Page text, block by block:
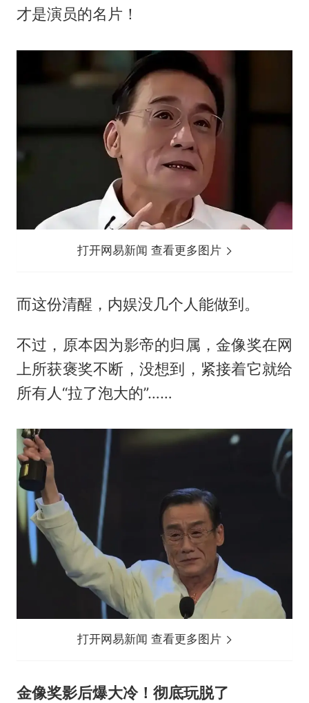
才是演员的名片！
打开网易新闻 查看更多图片
而这份清醒，内娱没几个人能做到。
不过，原本因为影帝的归属，金像奖在网
上所获褒奖不断，没想到，紧接着它就给
所有人“拉了泡大的”……
打开网易新闻 查看更多图片
金像奖影后爆大冷！彻底玩脱了